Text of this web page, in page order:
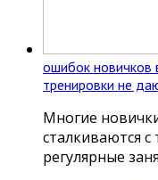
ошибок новичков
тренировки не
Многие
сталкиваются
регулярные